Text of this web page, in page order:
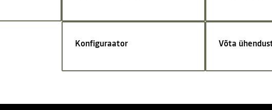
Konfiguraator Võta